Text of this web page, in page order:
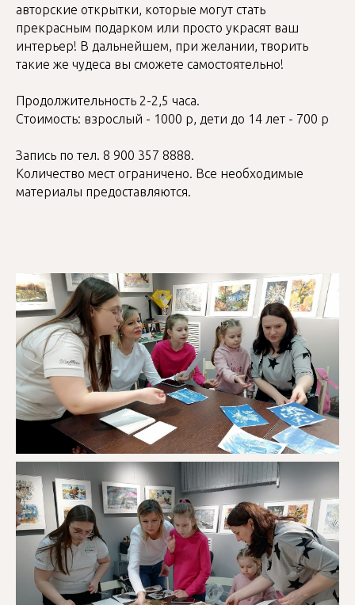
авторские открытки, которые могут стать
прекрасным подарком или просто украсят ваш
интерьер! В дальнейшем, при желании, творить
такие же чудеса вы сможете самостоятельно!
Продолжительность 2-2,5 часа.
Стоимость: взрослый - 1000 р, дети до 14 лет - 700 р
Запись по тел. 8 900 357 8888.
Количество мест ограничено. Все необходимые
материалы предоставляются.